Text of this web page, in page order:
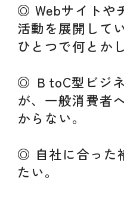
◎ Webサイトや
活動を展開して
ひとつで何とか
◎ ＢtoC型ビジ
が、一般消費者
からない。
◎ 自社に合った
たい。